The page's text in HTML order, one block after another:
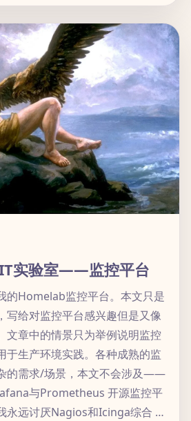
实验室——监控平台
的Homelab监控平台。本文只是
写给对监控平台感兴趣但是又像
文章中的情景只为举例说明监控
于生产环境实践。各种成熟的监
的需求/场景，本文不会涉及——
与Prometheus 开源监控平
永远讨厌Nagios和Icinga综合 …